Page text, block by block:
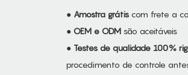
● Amostra grátis com frete a
● OEM e ODM são aceitáveis
● Testes de qualidade 100%
procedimento de controle